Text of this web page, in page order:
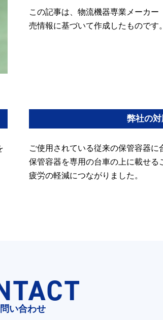
この記事は、物流機器専業メーカ
売情報に基づいて作成したものです。
弊社の
ご使用されている従来の保管容器に
保管容器を専用の台車の上に載せる
疲労の軽減につながりました。
い合わせ